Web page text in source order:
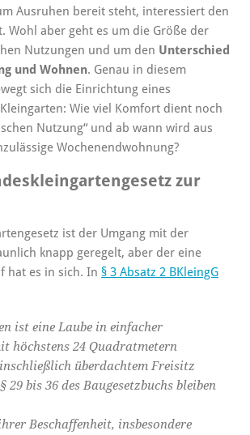
Ausruhen bereit steht, interessiert den
Wohl aber geht es um die Größe der
Nutzungen und um den Unterschied
und Wohnen. Genau in diesem
sich die Einrichtung eines
Wie viel Komfort dient noch
Nutzung“ und ab wann wird aus
Wochenendwohnung?
zur
ist der Umgang mit der
knapp geregelt, aber der eine
hat es in sich. In § 3 Absatz 2 BKleingG
ist eine Laube in einfacher
höchstens 24 Quadratmetern
überdachtem Freisitz
29 bis 36 des Baugesetzbuchs bleiben
Beschaffenheit, insbesondere